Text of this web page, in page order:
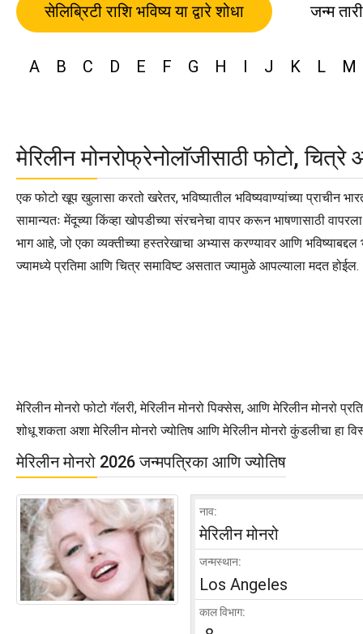
सेलिब्रिटी राशि भविष्य या द्वारे शोधा जन्म
A B C D E F G H I J K L M
मेरिलीन मोनरोफ्रेनोलॉजीसाठी फोटो, चित्रे
एक फोटो खूप खुलासा करतो खरेतर, भविष्यातील भविष्यवाण्यांच्या प्राचीन
सामान्यतः मेंदूच्या किंव्हा खोपडीच्या संरचनेचा वापर करून भाषणासाठी
भाग आहे, जो एका व्यक्तीच्या हस्तरेखाचा अभ्यास करण्यावर आणि
ज्यामध्ये प्रतिमा आणि चित्र समाविष्ट असतात ज्यामुळे आपल्याला मदत होईल.
मेरिलीन मोनरो फोटो गॅलरी, मेरिलीन मोनरो पिक्सेस, आणि मेरिलीन मोनरो
शोधू शकता अशा मेरिलीन मोनरो ज्योतिष आणि मेरिलीन मोनरो कुंडलीचा हा
मेरिलीन मोनरो 2026 जन्मपत्रिका आणि ज्योतिष
नाव:
मेरिलीन मोनरो
जन्मस्थान:
Los Angeles
काल विभाग: